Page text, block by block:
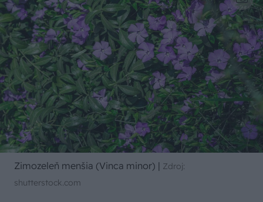
Zimozeleň menšia (Vinca minor) | Zdroj:
shutterstock.com